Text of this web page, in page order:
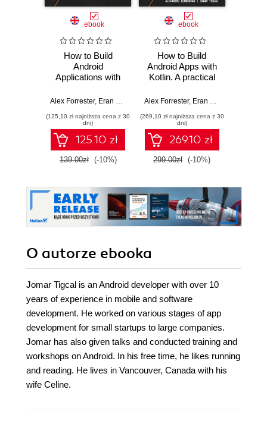
ebook
How to Build
Android
Applications with
guide to
and publishing
production-grade
Android 16 apps -
Third Edition
Alex Forrester, Eran Boudjnah , Alexandru Dumbravan
(125,10 zł najniższa cena z 30
dni)
125.10 zł
139.00zł (-10%)
ebook
How to Build
Android Apps with
Kotlin. A practical
developing, testing,
first Android apps -
Second Edition
Alex Forrester, Eran Boudjnah
(269,10 zł najniższa cena z 30
dni)
269.10 zł
299.00zł (-10%)
O autorze ebooka
Jomar Tigcal is an Android developer with over 10
years of experience in mobile and software
development. He worked on various stages of app
development for small startups to large companies.
Jomar has also given talks and conducted training and
workshops on Android. In his free time, he likes running
and reading. He lives in Vancouver, Canada with his
wife Celine.